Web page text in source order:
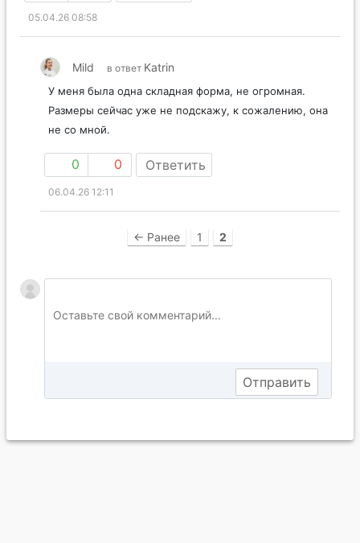
05.04.26 08:58
Mild в ответ Katrin
У меня была одна складная форма, не огромная.
Размеры сейчас уже не подскажу, к сожалению, она
не со мной.
0 0 Ответить
06.04.26 12:11
← Ранее 1 2